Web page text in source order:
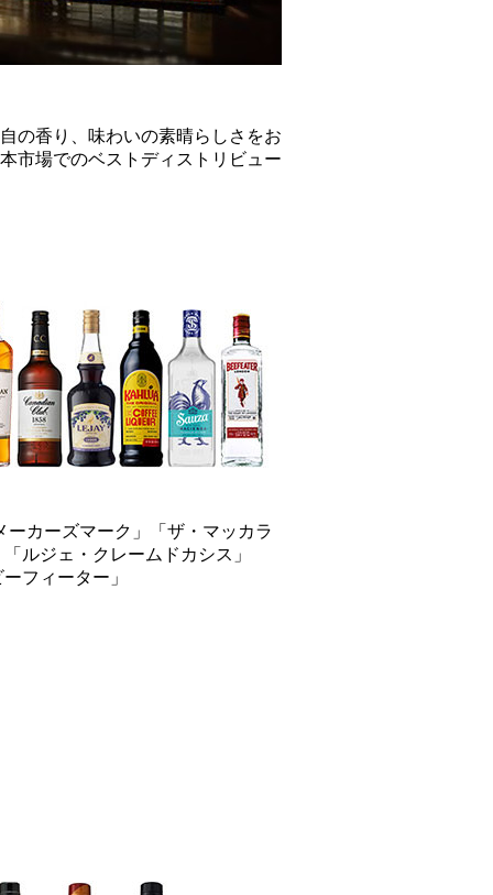
の香り、味わいの素晴らしさをお
市場でのベストディストリビュー
カーズマーク」「ザ・マッカラ
ルジェ・クレームドカシス」
フィーター」